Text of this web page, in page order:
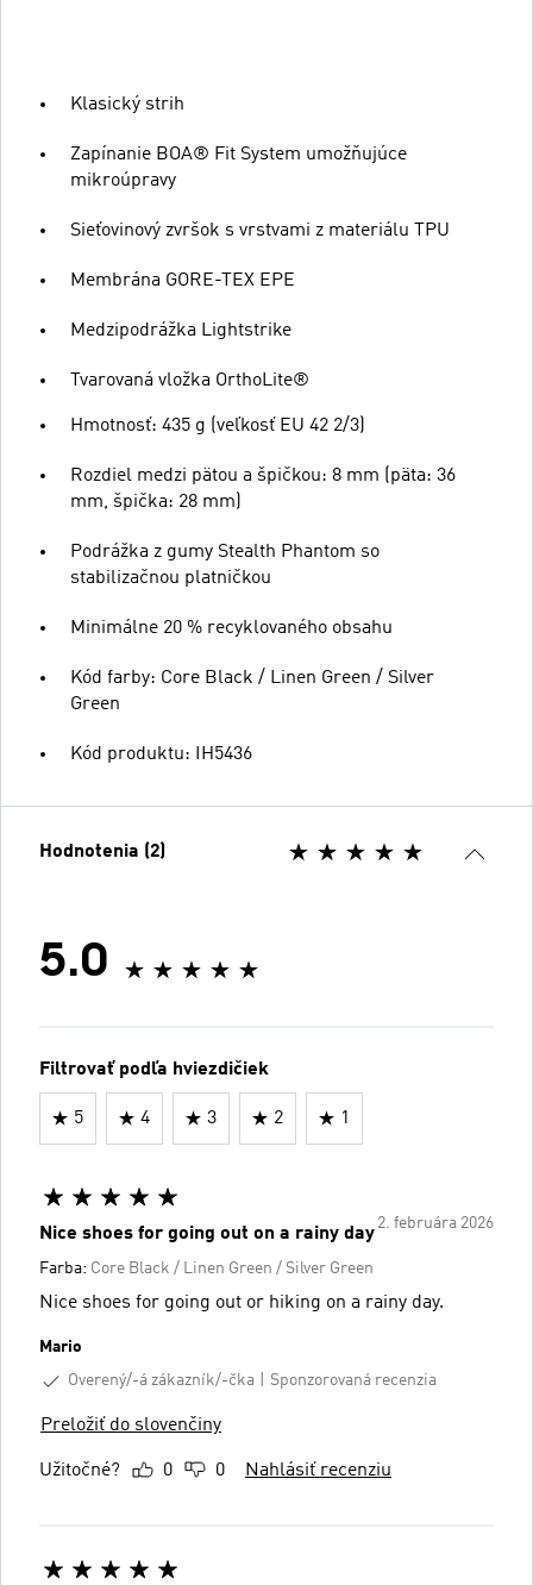
Klasický strih
Zapínanie BOA® Fit System umožňujúce
mikroúpravy
Sieťovinový zvršok s vrstvami z materiálu TPU
Membrána GORE-TEX EPE
Medzipodrážka Lightstrike
Tvarovaná vložka OrthoLite®
Hmotnosť: 435 g (veľkosť EU 42 2/3)
Rozdiel medzi pätou a špičkou: 8 mm (päta: 36
mm, špička: 28 mm)
Podrážka z gumy Stealth Phantom so
stabilizačnou platničkou
Minimálne 20 % recyklovaného obsahu
Kód farby: Core Black / Linen Green / Silver
Green
Kód produktu: IH5436
Hodnotenia (2)
5.0
Filtrovať podľa hviezdičiek
5 4 3 2 1
2. februára 2026
Nice shoes for going out on a rainy day
Farba: Core Black / Linen Green / Silver Green
Nice shoes for going out or hiking on a rainy day.
Mario
Overený/-á zákazník/-čka
Sponzorovaná recenzia
Preložiť do slovenčiny
Užitočné? 0 0 Nahlásiť recenziu